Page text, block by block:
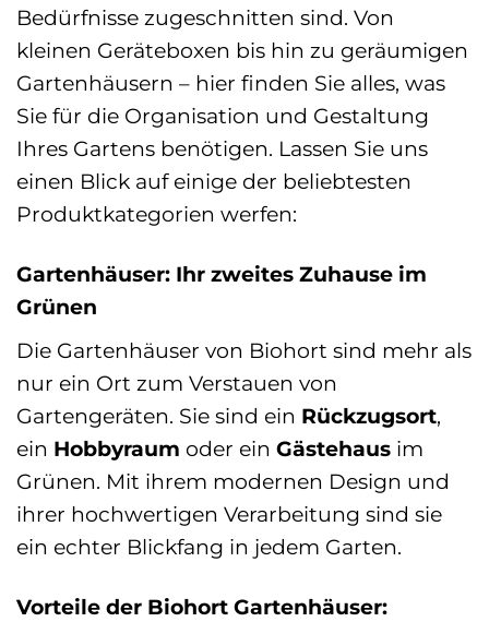
Bedürfnisse zugeschnitten sind. Von
kleinen Geräteboxen bis hin zu geräumigen
Gartenhäusern – hier finden Sie alles, was
Sie für die Organisation und Gestaltung
Ihres Gartens benötigen. Lassen Sie uns
einen Blick auf einige der beliebtesten
Produktkategorien werfen:
Gartenhäuser: Ihr zweites Zuhause im
Grünen
Die Gartenhäuser von Biohort sind mehr als
nur ein Ort zum Verstauen von
Gartengeräten. Sie sind ein Rückzugsort,
ein Hobbyraum oder ein Gästehaus im
Grünen. Mit ihrem modernen Design und
ihrer hochwertigen Verarbeitung sind sie
ein echter Blickfang in jedem Garten.
Vorteile der Biohort Gartenhäuser: